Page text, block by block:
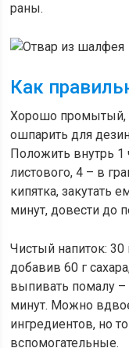
раны.
Как
Хорошо промытый,
ошпарить для
Положить внутрь 1
листового, 4 – в
кипятка, закутать
минут, довести до
Чистый напиток:
добавив 60 г
выпивать помалу
минут. Можно
ингредиентов, но
вспомогательные.